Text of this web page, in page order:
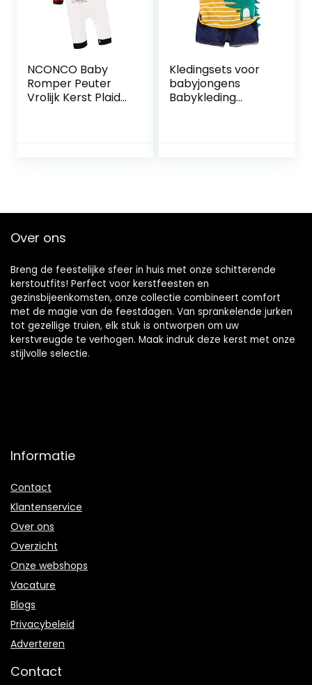
NCONCO Baby
Romper Peuter
Vrolijk Kerst Plaid
Kledingsets voor
babyjongens
Babykleding
Over ons
Breng de feestelijke sfeer in huis met onze schitterende
kerstoutfits! Perfect voor kerstfeesten en
gezinsbijeenkomsten, onze collectie combineert comfort
met de magie van de feestdagen. Van sprankelende jurken
tot gezellige truien, elk stuk is ontworpen om uw
kerstvreugde te verhogen. Maak indruk deze kerst met onze
stijlvolle selectie.
Informatie
Contact
Klantenservice
Over ons
Overzicht
Onze webshops
Vacature
Blogs
Privacybeleid
Adverteren
Contact